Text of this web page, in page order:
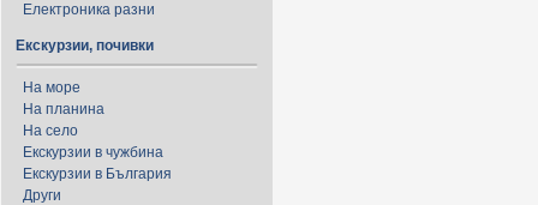
Електроника разни
Екскурзии, почивки
На море
На планина
На село
Екскурзии в чужбина
Екскурзии в България
Други